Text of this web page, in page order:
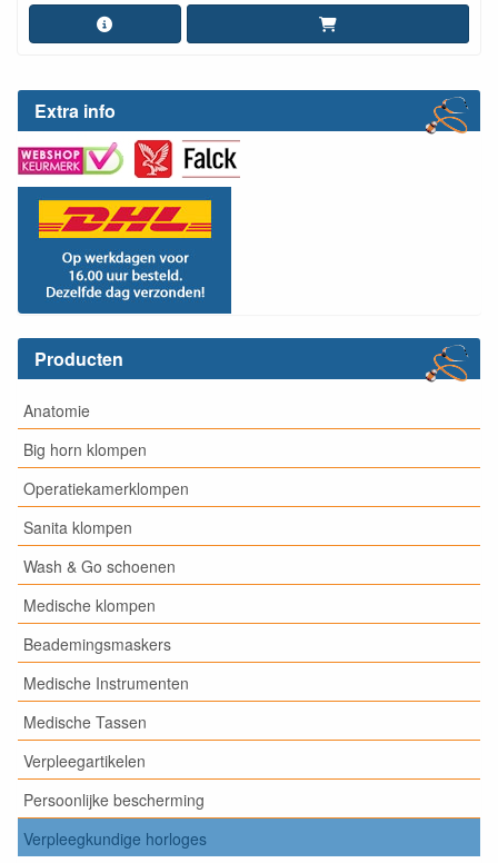
Extra info
Producten
Anatomie
Big horn klompen
Operatiekamerklompen
Sanita klompen
Wash & Go schoenen
Medische klompen
Beademingsmaskers
Medische Instrumenten
Medische Tassen
Verpleegartikelen
Persoonlijke bescherming
Verpleegkundige horloges